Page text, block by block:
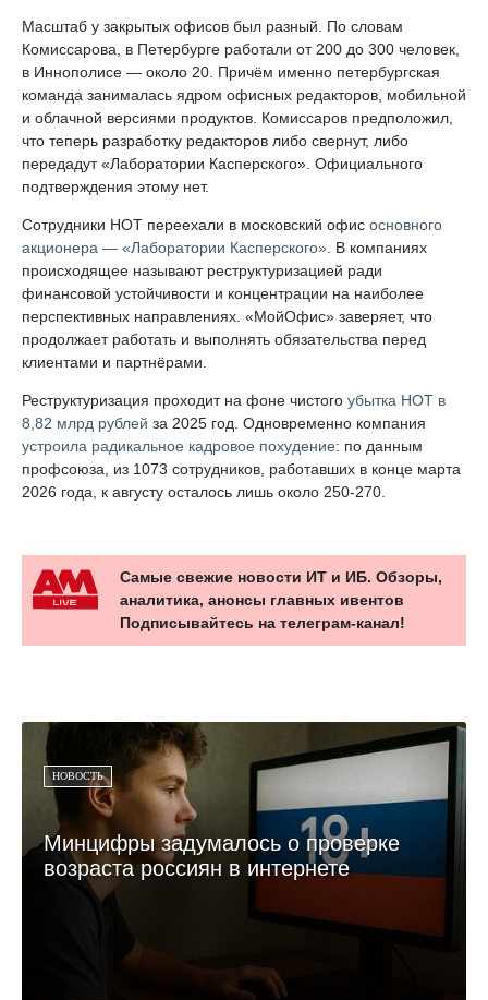
Масштаб у закрытых офисов был разный. По словам
Комиссарова, в Петербурге работали от 200 до 300 человек,
в Иннополисе — около 20. Причём именно петербургская
команда занималась ядром офисных редакторов, мобильной
и облачной версиями продуктов. Комиссаров предположил,
что теперь разработку редакторов либо свернут, либо
передадут «Лаборатории Касперского». Официального
подтверждения этому нет.
Сотрудники НОТ переехали в московский офис основного
акционера — «Лаборатории Касперского» . В компаниях
происходящее называют реструктуризацией ради
финансовой устойчивости и концентрации на наиболее
перспективных направлениях. «МойОфис» заверяет, что
продолжает работать и выполнять обязательства перед
клиентами и партнёрами.
Реструктуризация проходит на фоне чистого убытка НОТ в
8,82 млрд рублей за 2025 год. Одновременно компания
устроила радикальное кадровое похудение: по данным
профсоюза, из 1073 сотрудников, работавших в конце марта
2026 года, к августу осталось лишь около 250-270.
Самые свежие новости ИТ и ИБ. Обзоры,
аналитика, анонсы главных ивентов
Подписывайтесь на телеграм-канал!
НОВОСТЬ
Минцифры задумалось о проверке
возраста россиян в интернете